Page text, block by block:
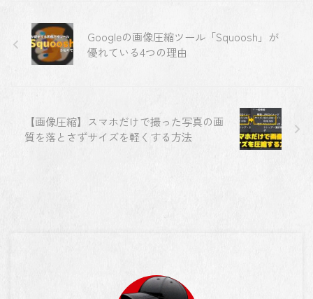
Googleの画像圧縮ツール「Squoosh」が
優れている4つの理由
【画像圧縮】スマホだけで撮った写真の画
質を落とさずサイズを軽くする方法